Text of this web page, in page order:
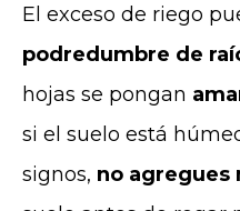
El exceso de riego
podredumbre de
hojas se pongan
si el suelo está
signos, no agregues